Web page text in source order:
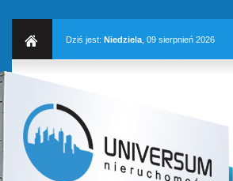
Dziś jest: Niedziela , 09 sierpnień 2026